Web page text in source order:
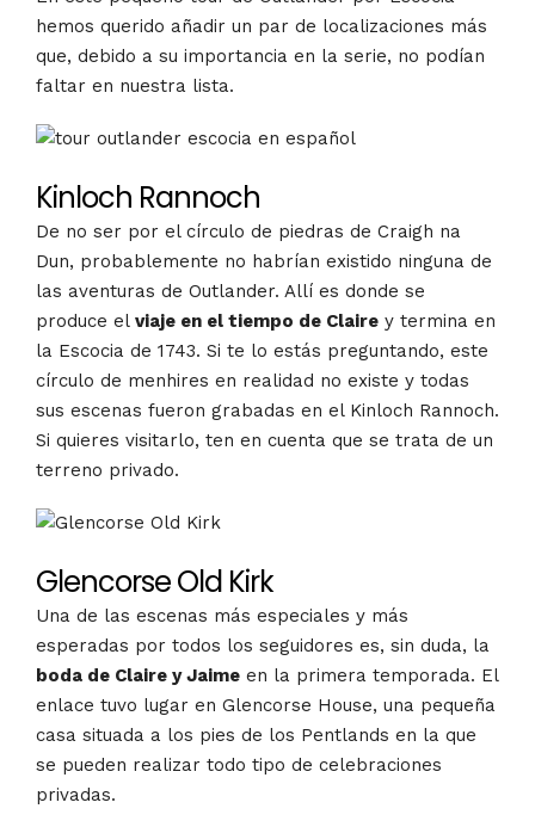
hemos querido añadir un par de localizaciones más
que, debido a su importancia en la serie, no podían
faltar en nuestra lista.
Kinloch Rannoch
De no ser por el círculo de piedras de Craigh na
Dun, probablemente no habrían existido ninguna de
las aventuras de Outlander. Allí es donde se
produce el viaje en el tiempo de Claire y termina en
la Escocia de 1743. Si te lo estás preguntando, este
círculo de menhires en realidad no existe y todas
sus escenas fueron grabadas en el Kinloch Rannoch.
Si quieres visitarlo, ten en cuenta que se trata de un
terreno privado.
Glencorse Old Kirk
Una de las escenas más especiales y más
esperadas por todos los seguidores es, sin duda, la
boda de Claire y Jaime en la primera temporada. El
enlace tuvo lugar en Glencorse House, una pequeña
casa situada a los pies de los Pentlands en la que
se pueden realizar todo tipo de celebraciones
privadas.